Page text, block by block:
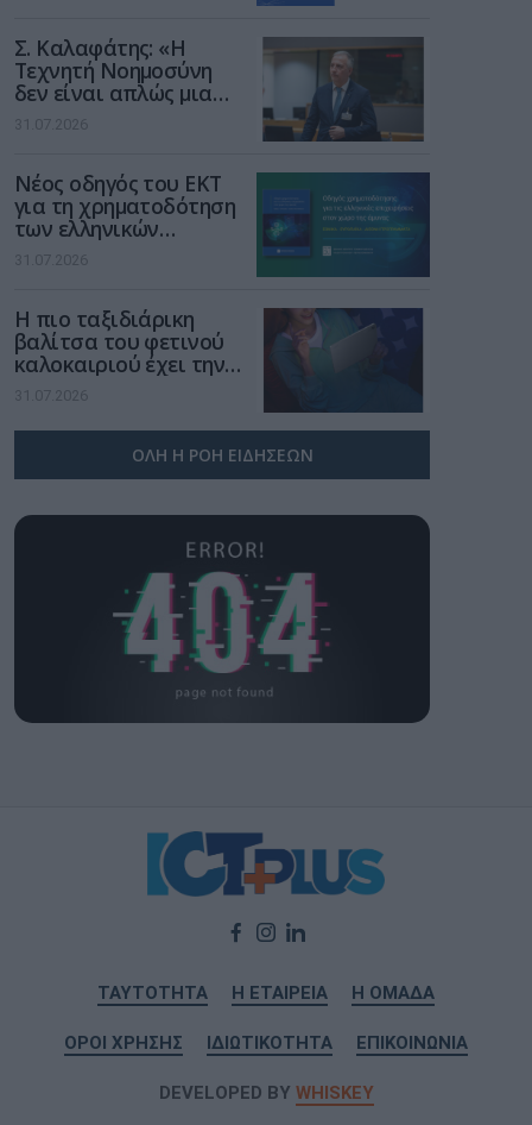
Σ. Καλαφάτης: «Η
Τεχνητή Νοημοσύνη
δεν είναι απλώς μια
νέα τεχνολογία, είναι
μια νέα βιομηχανική
31.07.2026
Νέος οδηγός του ΕΚΤ
για τη χρηματοδότηση
των ελληνικών
επιχειρήσεων στον
χώρο της άμυνας
31.07.2026
Η πιο ταξιδιάρικη
βαλίτσα του φετινού
καλοκαιριού έχει την
υπογραφή της Xiaomi
31.07.2026
ΟΛΗ Η ΡΟΗ ΕΙΔΗΣΕΩΝ
ΤΑΥΤΟΤΗΤΑ Η ΕΤΑΙΡΕΙΑ Η ΟΜΑΔΑ
ΟΡΟΙ ΧΡΗΣΗΣ ΙΔΙΩΤΙΚΟΤΗΤΑ ΕΠΙΚΟΙΝΩΝΙΑ
DEVELOPED BY WHISKEY